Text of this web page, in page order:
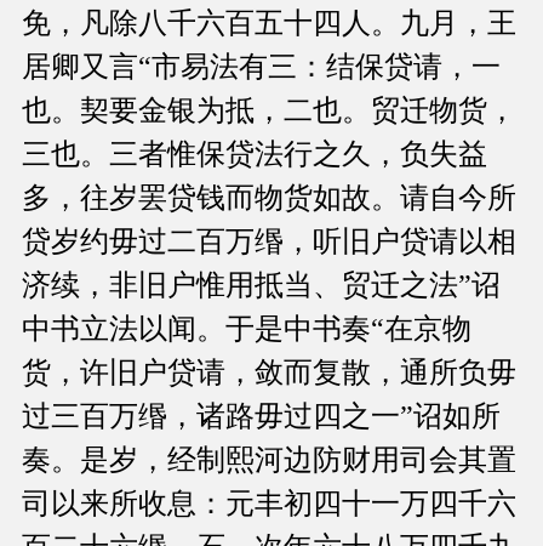
免，凡除八千六百五十四人。九月，王
居卿又言“市易法有三：结保贷请，一
也。契要金银为抵，二也。贸迁物货，
三也。三者惟保贷法行之久，负失益
多，往岁罢贷钱而物货如故。请自今所
贷岁约毋过二百万缗，听旧户贷请以相
济续，非旧户惟用抵当、贸迁之法”诏
中书立法以闻。于是中书奏“在京物
货，许旧户贷请，敛而复散，通所负毋
过三百万缗，诸路毋过四之一”诏如所
奏。是岁，经制熙河边防财用司会其置
司以来所收息：元丰初四十一万四千六